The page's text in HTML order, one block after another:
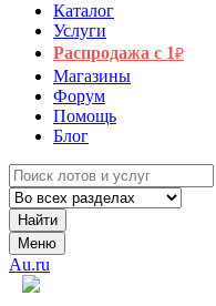
Каталог
Услуги
Распродажа с 1₽
Магазины
Форум
Помощь
Блог
Найти
Меню
Au.ru